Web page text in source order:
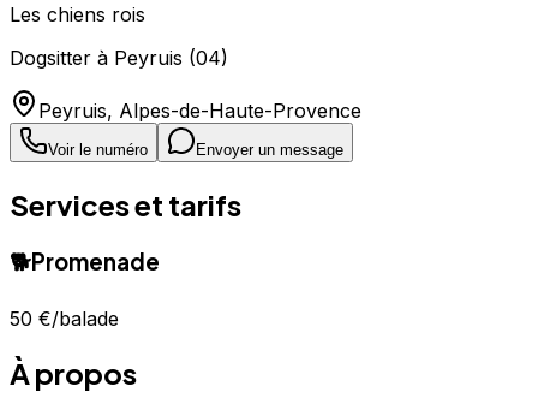
Les chiens rois
Dogsitter à Peyruis (04)
Peyruis, Alpes-de-Haute-Provence
Voir le numéro Envoyer un message
Services et tarifs
🐕Promenade
50 €/balade
À propos